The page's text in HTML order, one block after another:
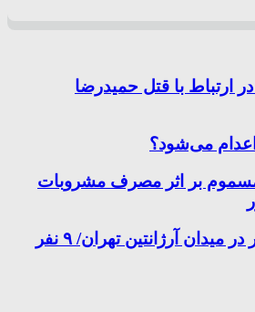
۵ نفر در ارتباط با قتل حمیدرضا
می‌شود؟
کشته و ۱۲ مسموم بر اثر مصرف مشروبات
سقوط آسانسور در میدان آرژانتین تهران/ ۹ نفر